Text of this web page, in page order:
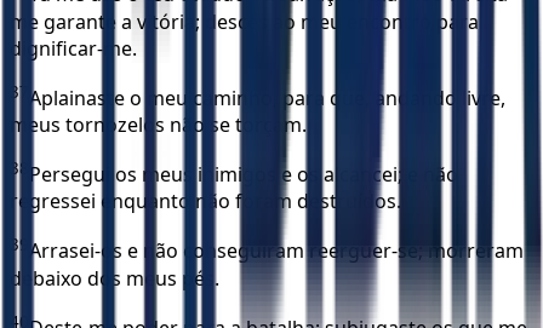
me garante a vitória; desces ao meu encontro para
dignificar-me.
37 Aplainaste o meu caminho, para que, andando livre,
meus tornozelos não se torçam.
38 Persegui os meus inimigos e os alcancei; e não
regressei enquanto não foram destruídos.
39 Arrasei-os e não conseguiram reerguer-se; morreram
debaixo dos meus pés.
40